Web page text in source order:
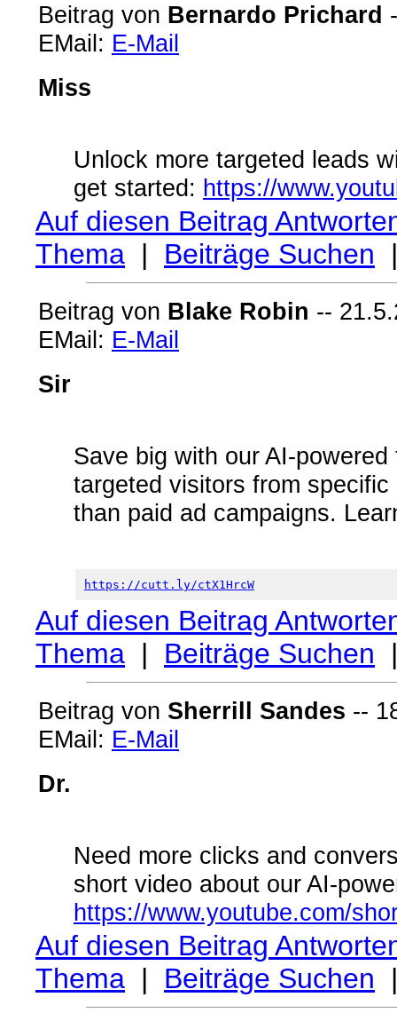
Beitrag von Bernardo Prichard
EMail: E-Mail
Miss
Unlock more targeted leads
get started: https://
Auf diesen Beitrag
Thema | Beiträge Suchen
Beitrag von Blake Robin --
EMail: E-Mail
Sir
Save big with our AI-
targeted visitors from
than paid ad campaigns.
https://cutt.ly/ctX1HrcW
Auf diesen Beitrag
Thema | Beiträge Suchen
Beitrag von Sherrill Sandes --
EMail: E-Mail
Dr.
Need more clicks and
short video about our AI-
https://www.youtube.com/
Auf diesen Beitrag
Thema | Beiträge Suchen